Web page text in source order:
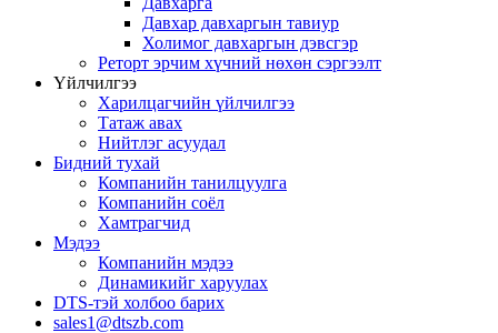
Давхар давхаргын тавиур
Холимог давхаргын дэвсгэр
Реторт эрчим хүчний нөхөн сэргээлт
Үйлчилгээ
Харилцагчийн үйлчилгээ
Татаж авах
Нийтлэг асуудал
Бидний тухай
Компанийн танилцуулга
Компанийн соёл
Хамтрагчид
Мэдээ
Компанийн мэдээ
Динамикийг харуулах
DTS-тэй холбоо барих
sales1@dtszb.com